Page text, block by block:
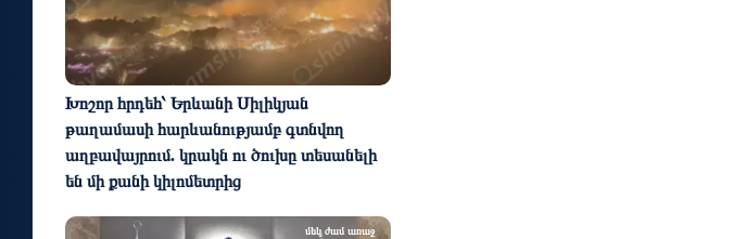
Խոշոր հրդեհ՝ Երևանի Սիլիկյան
թաղամասի հարևանությամբ գտնվող
աղբավայրում. կրակն ու ծուխը տեսանելի
են մի քանի կիլոմետրից
մեկ ժամ առաջ